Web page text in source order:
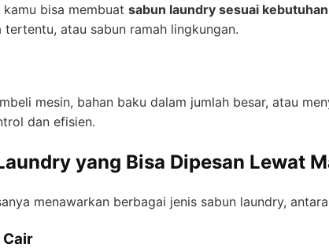
bisa membuat sabun laundry sesuai
tertentu, atau sabun ramah lingkungan.
mesin, bahan baku dalam jumlah besar, atau
dan efisien.
yang Bisa Dipesan Lewat
menawarkan berbagai jenis sabun laundry,
Cair